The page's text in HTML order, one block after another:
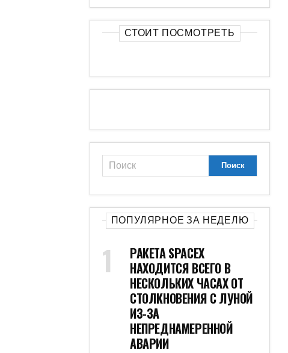
СТОИТ ПОСМОТРЕТЬ
ПОПУЛЯРНОЕ ЗА НЕДЕЛЮ
РАКЕТА SPACEX
НАХОДИТСЯ ВСЕГО В
НЕСКОЛЬКИХ ЧАСАХ ОТ
СТОЛКНОВЕНИЯ С ЛУНОЙ
ИЗ-ЗА
НЕПРЕДНАМЕРЕННОЙ
АВАРИИ